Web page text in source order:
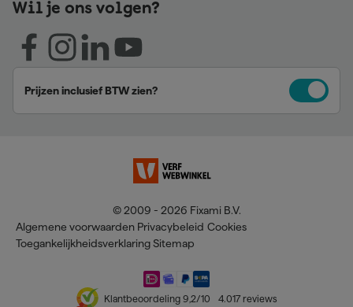
Wil je ons volgen?
Prijzen inclusief BTW zien?
© 2009 - 2026 Fixami B.V.
Algemene voorwaarden Privacybeleid Cookies
Toegankelijkheidsverklaring Sitemap
Klantbeoordeling 9,2/10 4.017 reviews